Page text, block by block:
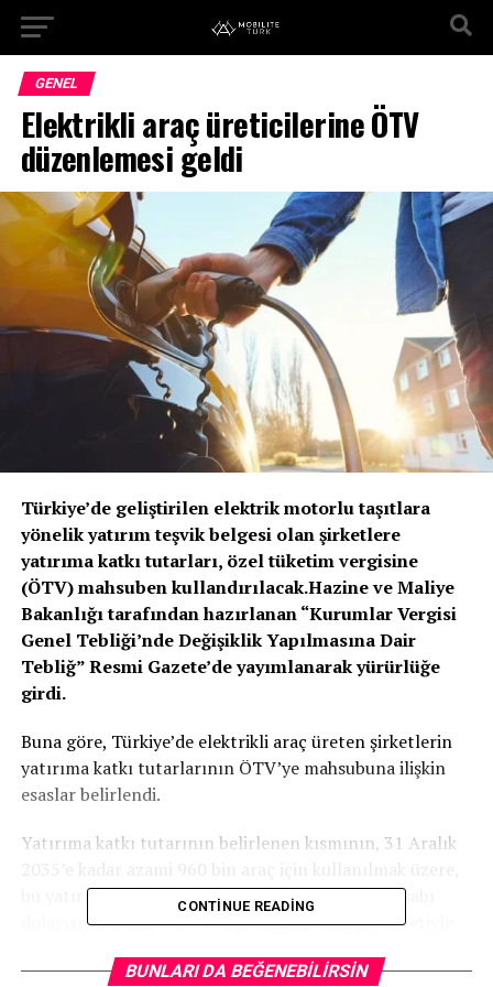
GENEL
Elektrikli araç üreticilerine ÖTV
düzenlemesi geldi
Türkiye’de geliştirilen elektrik motorlu taşıtlara
yönelik yatırım teşvik belgesi olan şirketlere
yatırıma katkı tutarları, özel tüketim vergisine
(ÖTV) mahsuben kullandırılacak.Hazine ve Maliye
Bakanlığı tarafından hazırlanan “Kurumlar Vergisi
Genel Tebliği’nde Değişiklik Yapılmasına Dair
Tebliğ” Resmi Gazete’de yayımlanarak yürürlüğe
girdi.
Buna göre, Türkiye’de elektrikli araç üreten şirketlerin
yatırıma katkı tutarlarının ÖTV’ye mahsubuna ilişkin
esaslar belirlendi.
Yatırıma katkı tutarının belirlenen kısmının, 31 Aralık
bu yatırım kapsamında üretilen araçların ilk iktisabı
dolayısıyla ödenen ÖTV’den mahsup edilmek suretiyle
CONTINUE READING
BUNLARI DA BEĞENEBILIRSIN